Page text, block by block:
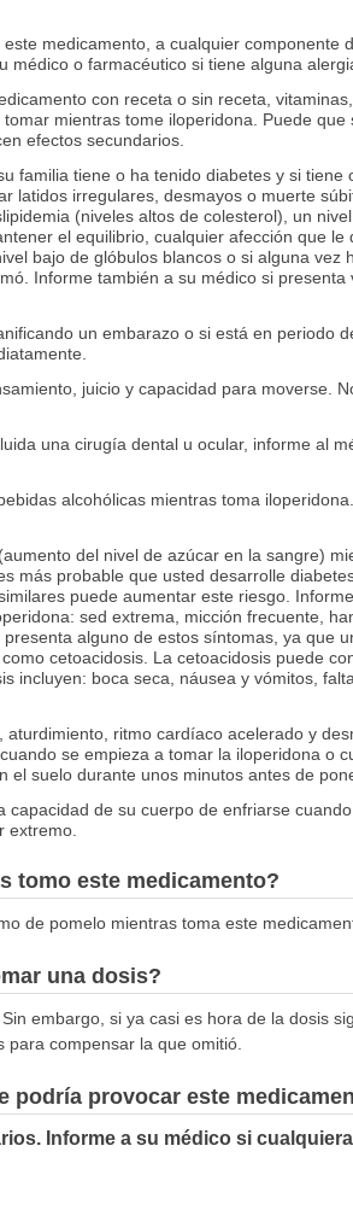
medicamento, a cualquier componente
o farmacéutico si tiene alguna
con receta o sin receta,
mientras tome iloperidona. Puede
efectos secundarios.
familia tiene o ha tenido diabetes y si
latidos irregulares, desmayos o muerte
(niveles altos de colesterol), un
el equilibrio, cualquier afección que
bajo de glóbulos blancos o si alguna vez
Informe también a su médico si
un embarazo o si está en periodo
juicio y capacidad para moverse.
una cirugía dental u ocular, informe al
alcohólicas mientras toma
del nivel de azúcar en la sangre)
más probable que usted desarrolle
puede aumentar este riesgo.
sed extrema, micción frecuente,
alguno de estos síntomas, ya que
cetoacidosis. La cetoacidosis puede
incluyen: boca seca, náusea y vómitos,
ritmo cardíaco acelerado y
se empieza a tomar la iloperidona o
suelo durante unos minutos antes de
de su cuerpo de enfriarse
extremo.
tomo este medicamento?
de pomelo mientras toma este
una dosis?
embargo, si ya casi es hora de la dosis
compensar la que omitió.
podría provocar este
Informe a su médico si